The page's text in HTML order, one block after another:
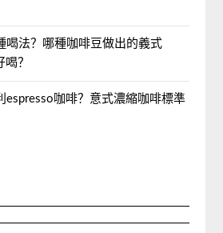
喝法？哪種咖啡豆做出的義式
？
espresso咖啡？意式濃縮咖啡標準